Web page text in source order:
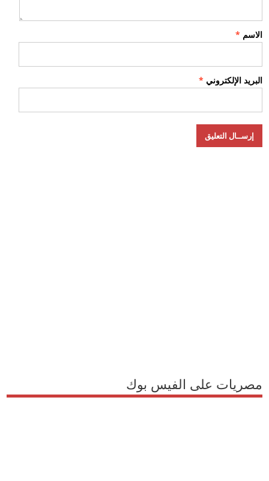
الاسم *
البريد الإلكتروني *
مصريات على الفيس بوك